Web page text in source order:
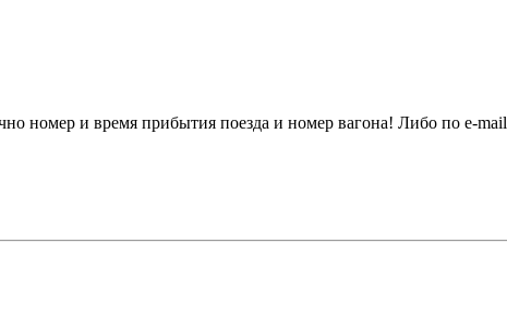
номер и время прибытия поезда и номер вагона! Либо по e-mail